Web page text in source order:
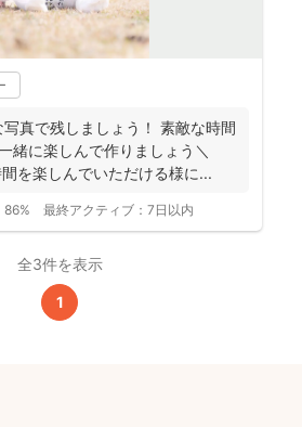
真で残しましょう！ 素敵な時間
緒に楽しんで作りましょう＼
を楽しんでいただける様に...
86% 最終アクティブ： 7日以内
全3件を表示
1